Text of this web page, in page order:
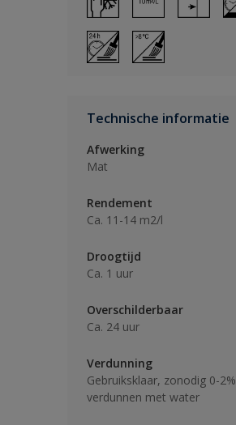
Technische informatie
Afwerking
Mat
Rendement
Ca. 11-14 m2/l
Droogtijd
Ca. 1 uur
Overschilderbaar
Ca. 24 uur
Verdunning
Gebruiksklaar, zonodig 0-2%
verdunnen met water